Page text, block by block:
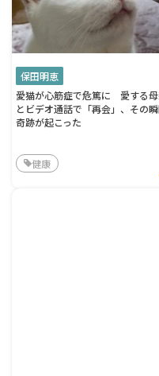
保田明恵
愛猫が心筋症で危篤に 愛する
とビデオ通話で「再会」、その
奇跡が起こった
健康